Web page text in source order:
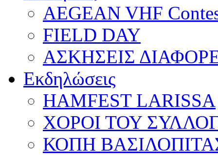
AEGEAN VHF
FIELD DAY
ΑΣΚΗΣΕΙΣ
Εκδηλώσεις
HAMFEST LARISSA
ΧΟΡΟΙ ΤΟΥ
ΚΟΠΗ